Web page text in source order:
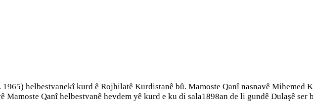
helbestvanekî kurd ê Rojhilatê Kurdistanê bû. Mamoste Qanî nasnavê Mihemed
Qanî helbestvanê hevdem yê kurd e ku di sala1898an de li gundê Dulaşê